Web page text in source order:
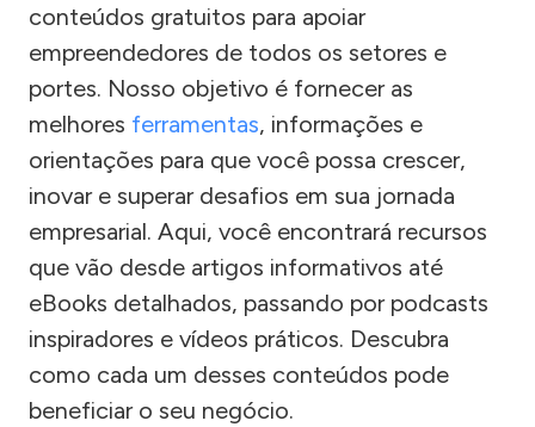
conteúdos gratuitos para apoiar
empreendedores de todos os setores e
portes. Nosso objetivo é fornecer as
melhores ferramentas, informações e
orientações para que você possa crescer,
inovar e superar desafios em sua jornada
empresarial. Aqui, você encontrará recursos
que vão desde artigos informativos até
eBooks detalhados, passando por podcasts
inspiradores e vídeos práticos. Descubra
como cada um desses conteúdos pode
beneficiar o seu negócio.